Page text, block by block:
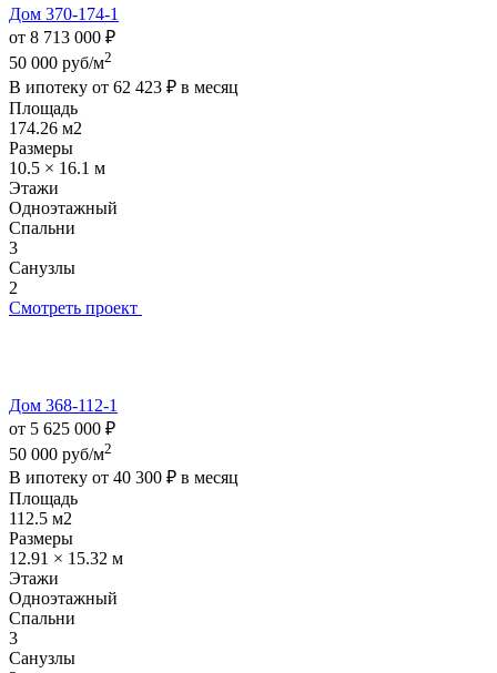
Дом 370-174-1
от 8 713 000 ₽
50 000 руб/м2
В ипотеку от 62 423 ₽ в месяц
Площадь
174.26 м2
Размеры
10.5 × 16.1 м
Этажи
Одноэтажный
Спальни
3
Санузлы
2
Смотреть проект
Дом 368-112-1
от 5 625 000 ₽
50 000 руб/м2
В ипотеку от 40 300 ₽ в месяц
Площадь
112.5 м2
Размеры
12.91 × 15.32 м
Этажи
Одноэтажный
Спальни
3
Санузлы